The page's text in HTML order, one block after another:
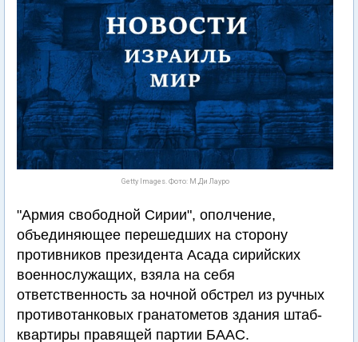
Getty Images. Фото: М.Ди Лауро
"Армия свободной Сирии", ополчение,
объединяющее перешедших на сторону
противников президента Асада сирийских
военнослужащих, взяла на себя
ответственность за ночной обстрел из ручных
противотанковых гранатометов здания штаб-
квартиры правящей партии БААС.